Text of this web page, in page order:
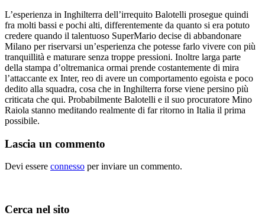
L’esperienza in Inghilterra dell’irrequito Balotelli prosegue quindi
fra molti bassi e pochi alti, differentemente da quanto si era potuto
credere quando il talentuoso SuperMario decise di abbandonare
Milano per riservarsi un’esperienza che potesse farlo vivere con più
tranquillità e maturare senza troppe pressioni. Inoltre larga parte
della stampa d’oltremanica ormai prende costantemente di mira
l’attaccante ex Inter, reo di avere un comportamento egoista e poco
dedito alla squadra, cosa che in Inghilterra forse viene persino più
criticata che qui. Probabilmente Balotelli e il suo procuratore Mino
Raiola stanno meditando realmente di far ritorno in Italia il prima
possibile.
Lascia un commento
Devi essere connesso per inviare un commento.
Cerca nel sito